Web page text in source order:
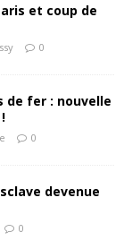
et coup de
0
de fer : nouvelle
0
devenue
0